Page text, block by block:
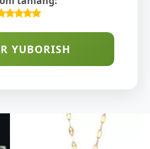
YUBORISH